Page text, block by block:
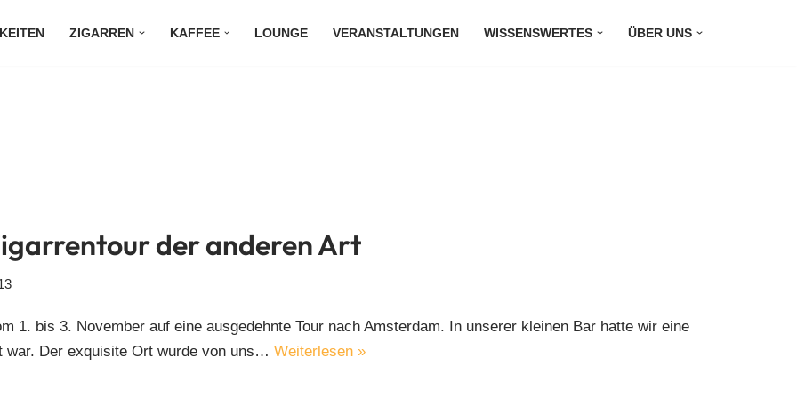
ZIGARREN KAFFEE LOUNGE VERANSTALTUNGEN WISSENSWERTES ÜBER UNS
der anderen Art
1. bis 3. November auf eine ausgedehnte Tour nach Amsterdam. In unserer kleinen Bar hatte wir eine
war. Der exquisite Ort wurde von uns… Weiterlesen »